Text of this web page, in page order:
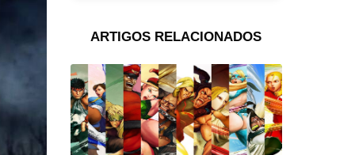
ARTIGOS RELACIONADOS